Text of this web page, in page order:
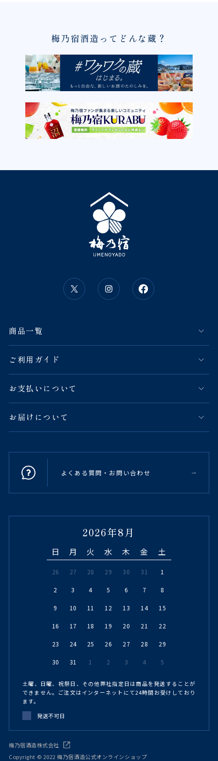
梅乃宿酒造ってどんな蔵？
商品一覧
ご利用ガイド
お支払いについて
お届けについて
よくある質問・お問い合わせ
2026年8月
日 月 火 水 木 金 土
26 27 28 29 30 31 1
2 3 4 5 6 7 8
9 10 11 12 13 14 15
16 17 18 19 20 21 22
23 24 25 26 27 28 29
30 31 1 2 3 4 5
土曜、日曜、祝祭日、その他弊社指定日は商品を発送することが
できません。ご注文はインターネットにて24時間お受けしており
ます。
発送不可日
梅乃宿酒造株式会社
Copyright © 2022 梅乃宿酒造公式オンラインショップ